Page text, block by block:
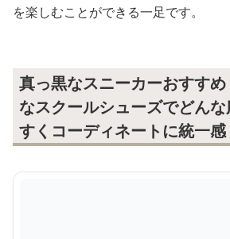
を楽しむことができる一足です。
真っ黒なスニーカーおすす
なスクールシューズでどん
すくコーディネートに統一感